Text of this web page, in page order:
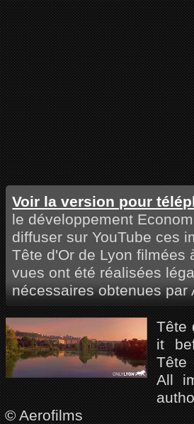
Voir la version pour
le développement
diffuser sur YouTube ces
Tête d'Or de Lyon filmées
vues ont été réalisées
nécessaires obtenues
Tête
it
Tête
All
© Aerofilms